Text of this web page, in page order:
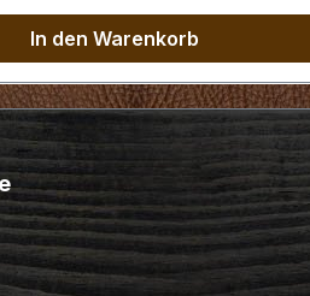
In den Warenkorb